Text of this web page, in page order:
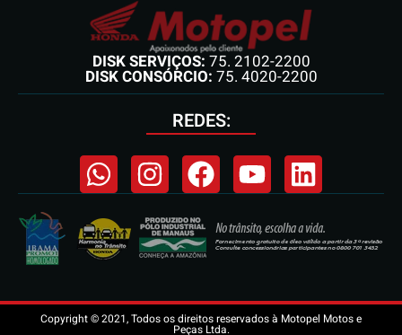
DISK SERVIÇOS: 75. 2102-2200
DISK CONSÓRCIO: 75. 4020-2200
REDES:
Copyright © 2021, Todos os direitos reservados à Motopel Motos e
Peças Ltda.